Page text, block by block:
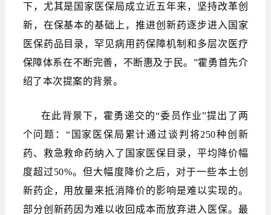
下，尤其是国家医保局成立近五年来，坚持改革创
新，在保基本的基础上，推进创新药逐步进入国家
医保药品目录，罕见病用药保障机制和多层次医疗
保障体系在不断完善，不断惠及于民。”霍勇首先介
绍了本次提案的背景。
在此背景下，霍勇递交的“委员作业”提出了两
个问题：“国家医保局累计通过谈判将250种创新
药、救急救命药纳入了国家医保目录，平均降价幅
度超过50%。但大幅度降价之后，对于一些本土创
新药企，用放量来抵消降价的影响是难以实现的。
部分创新药因为难以收回成本而放弃进入医保。最